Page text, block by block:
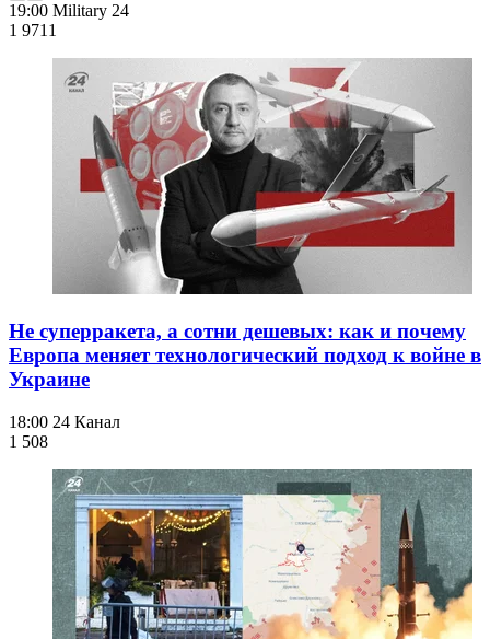
19:00 Military 24
1 971 1
Не суперракета, а сотни дешевых: как и почему
Европа меняет технологический подход к войне в
Украине
18:00 24 Канал
1 508